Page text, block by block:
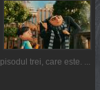
trei, care este. ...